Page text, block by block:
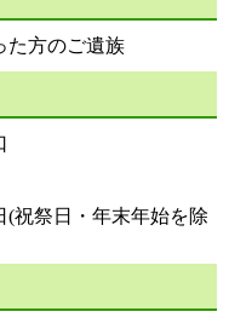
た方のご遺族
祭日・年末年始を除